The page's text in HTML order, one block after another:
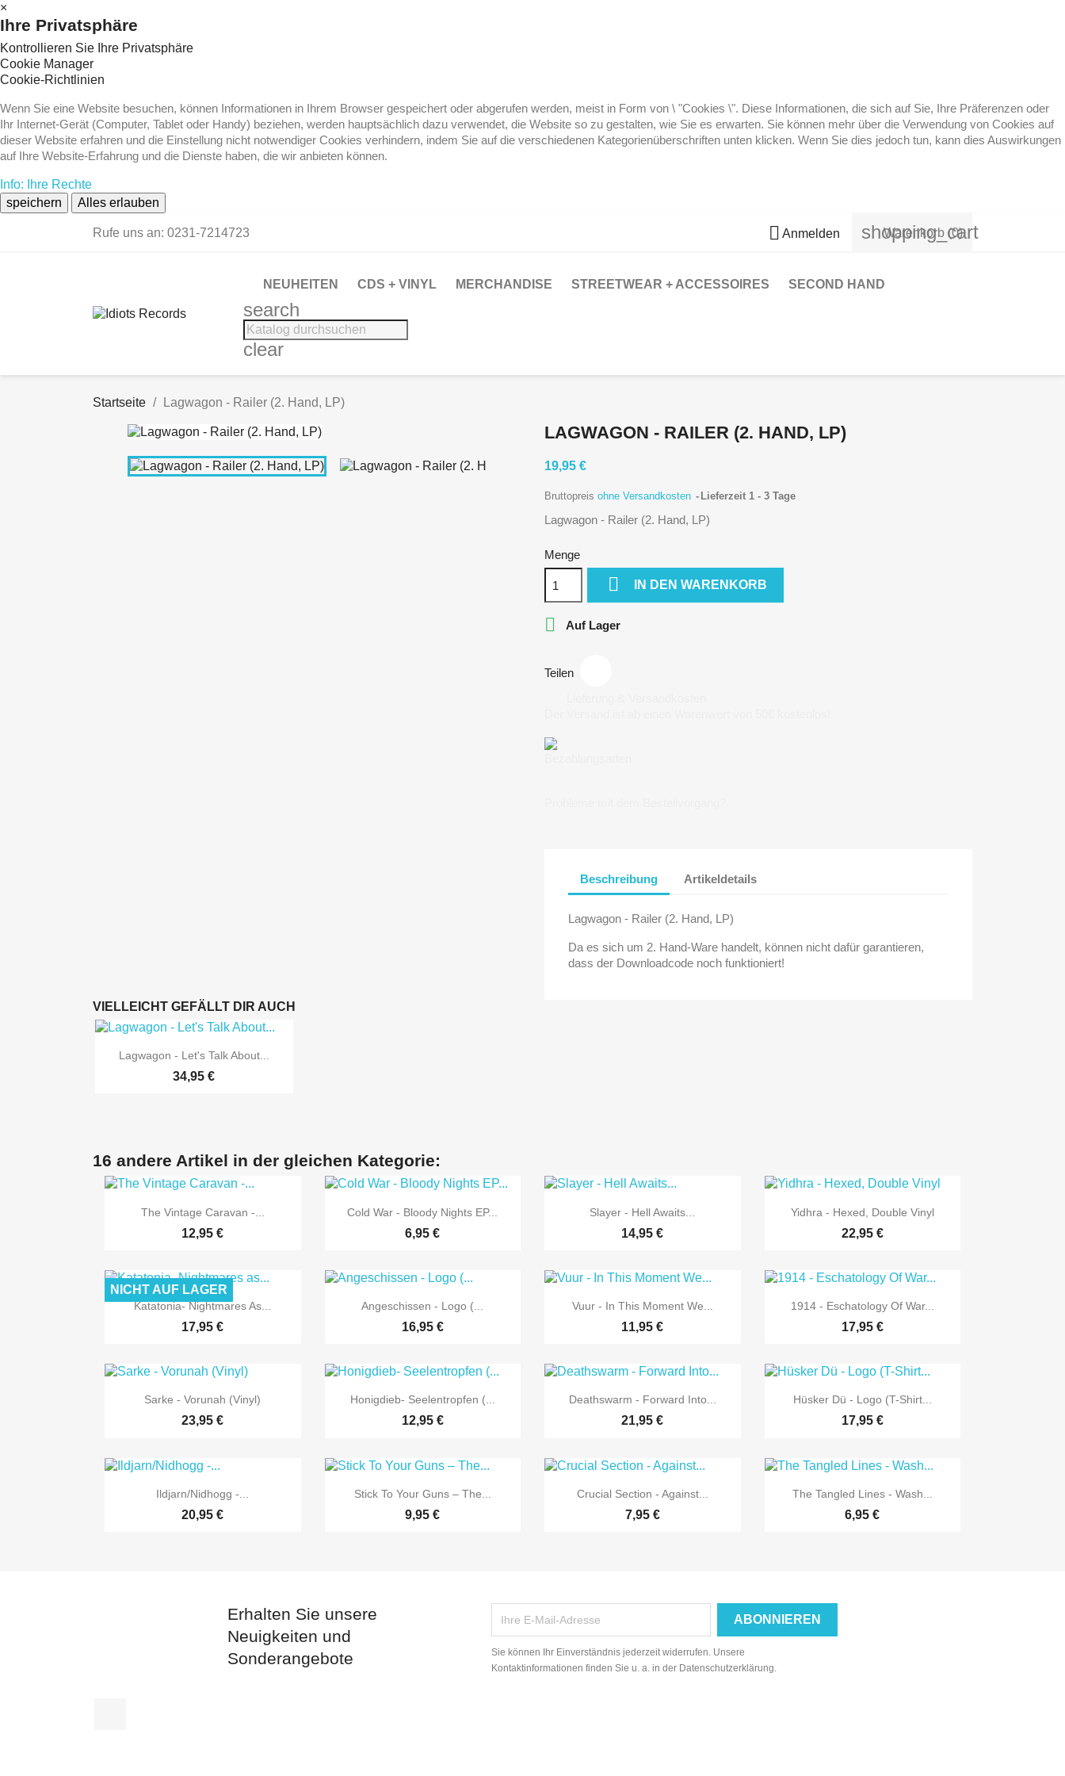
×
Ihre Privatsphäre
Kontrollieren Sie Ihre Privatsphäre
Cookie Manager
Cookie-Richtlinien
Wenn Sie eine Website besuchen, können Informationen in Ihrem Browser gespeichert oder abgerufen werden, meist in Form von \ "Cookies \". Diese Informationen, die sich auf Sie, Ihre Präferenzen oder
Ihr Internet-Gerät (Computer, Tablet oder Handy) beziehen, werden hauptsächlich dazu verwendet, die Website so zu gestalten, wie Sie es erwarten. Sie können mehr über die Verwendung von Cookies auf
dieser Website erfahren und die Einstellung nicht notwendiger Cookies verhindern, indem Sie auf die verschiedenen Kategorienüberschriften unten klicken. Wenn Sie dies jedoch tun, kann dies Auswirkungen
auf Ihre Website-Erfahrung und die Dienste haben, die wir anbieten können.
Info: Ihre Rechte
speichern
Alles erlauben
Rufe uns an: 0231-7214723  Anmelden shopping_cart
Warenkorb (0)
NEUHEITEN CDS + VINYL MERCHANDISE STREETWEAR + ACCESSOIRES SECOND HAND
search
clear
Startseite Lagwagon - Railer (2. Hand, LP)
LAGWAGON - RAILER (2. HAND, LP)
19,95 €
Bruttopreis ohne Versandkosten Lieferzeit 1 - 3 Tage
Lagwagon - Railer (2. Hand, LP)
Menge
 IN DEN WARENKORB
 Auf Lager
Teilen
Beschreibung Artikeldetails
Lagwagon - Railer (2. Hand, LP)
Da es sich um 2. Hand-Ware handelt, können nicht dafür garantieren,
dass der Downloadcode noch funktioniert!
VIELLEICHT GEFÄLLT DIR AUCH
 Vorschau
Lagwagon - Let's Talk About...
34,95 €
16 andere Artikel in der gleichen Kategorie:
 Vorschau
The Vintage Caravan -...
12,95 €
 Vorschau
Cold War - Bloody Nights EP...
6,95 €
 Vorschau
Slayer - Hell Awaits...
14,95 €
 Vorschau
Yidhra - Hexed, Double Vinyl
22,95 €
 Vorschau
Katatonia- Nightmares As...
17,95 €
NICHT AUF LAGER
 Vorschau
Angeschissen - Logo (...
16,95 €
 Vorschau
Vuur - In This Moment We...
11,95 €
 Vorschau
1914 - Eschatology Of War...
17,95 €
 Vorschau
Sarke - Vorunah (Vinyl)
23,95 €
 Vorschau
Honigdieb- Seelentropfen (...
12,95 €
 Vorschau
Deathswarm - Forward Into...
21,95 €
 Vorschau
Hüsker Dü - Logo (T-Shirt...
17,95 €
 Vorschau
Ildjarn/Nidhogg -...
20,95 €
 Vorschau
Stick To Your Guns – The...
9,95 €
 Vorschau
Crucial Section - Against...
7,95 €
 Vorschau
The Tangled Lines - Wash...
6,95 €
Erhalten Sie unsere
Neuigkeiten und
Sonderangebote
Sie können Ihr Einverständnis jederzeit widerrufen. Unsere
Kontaktinformationen finden Sie u. a. in der Datenschutzerklärung.